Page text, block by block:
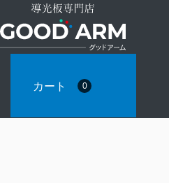
カート 0